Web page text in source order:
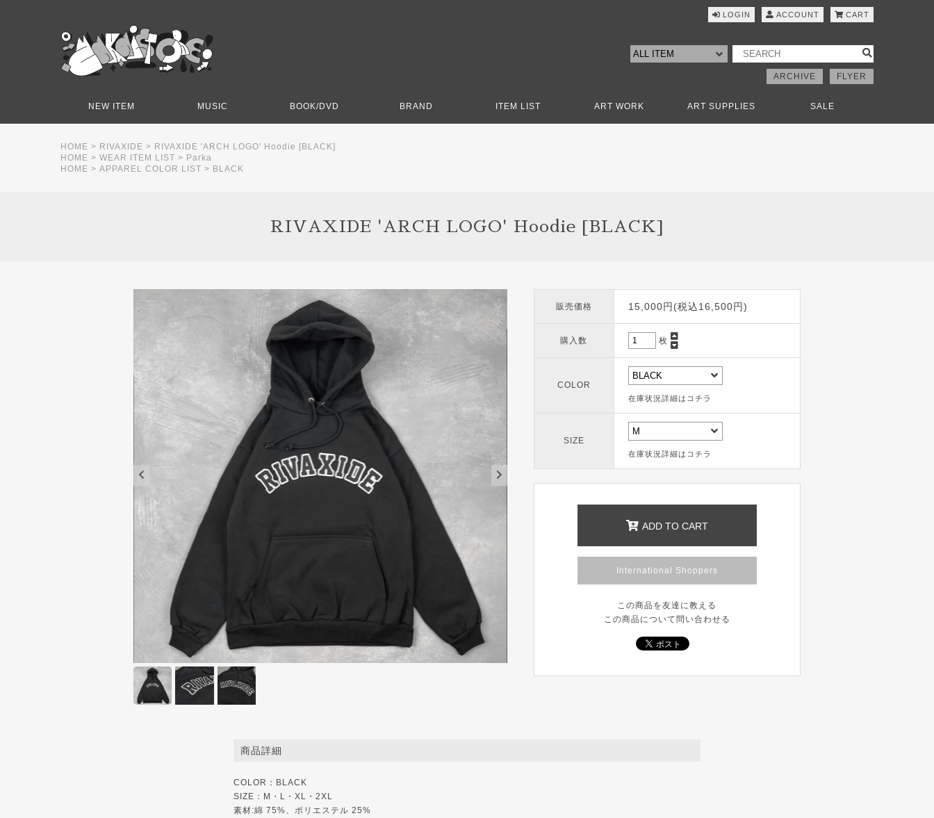
LOGIN ACCOUNT CART
ARCHIVE FLYER
NEW ITEM MUSIC BOOK/DVD BRAND ITEM LIST ART WORK ART SUPPLIES SALE
HOME > RIVAXIDE > RIVAXIDE 'ARCH LOGO' Hoodie [BLACK]
HOME > WEAR ITEM LIST > Parka
HOME > APPAREL COLOR LIST > BLACK
RIVAXIDE 'ARCH LOGO' Hoodie [BLACK]
商品詳細
COLOR：BLACK
SIZE：M・L・XL・2XL
素材:綿 75%、ポリエステル 25%
販売価格 15,000円(税込16,500円)
購入数 枚
COLOR
在庫状況詳細はコチラ
SIZE
在庫状況詳細はコチラ
ADD TO CART
International Shoppers
この商品を友達に教える
この商品について問い合わせる